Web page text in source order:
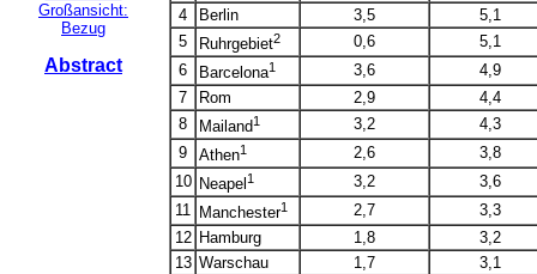
Großansicht:
Bezug
Abstract
4
Berlin 3,5
5,1
5
Ruhrgebiet2 0,6
5,1
6
Barcelona1 3,6
4,9
7
Rom 2,9
4,4
8
Mailand1 3,2
4,3
9
Athen1 2,6
3,8
10 Neapel 1 3,2
3,6
11 Manchester1 2,7
3,3
12 Hamburg 1,8
3,2
13 Warschau 1,7 3,1